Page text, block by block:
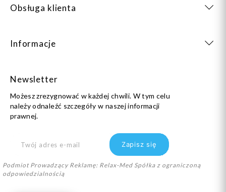
Obsługa klienta
Informacje
Newsletter
Możesz zrezygnować w każdej chwili. W tym celu
należy odnaleźć szczegóły w naszej informacji
prawnej.
Podmiot Prowadzący Reklamę: Relax-Med Spółka z ograniczoną
odpowiedzialnością